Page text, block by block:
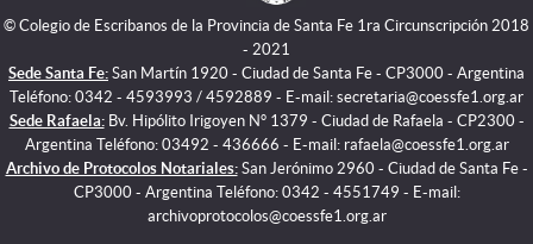
© Colegio de Escribanos de la Provincia de Santa Fe 1ra Circunscripción 2018
- 2021
Sede Santa Fe: San Martín 1920 - Ciudad de Santa Fe - CP3000 - Argentina
Teléfono: 0342 - 4593993 / 4592889 - E-mail: secretaria@coessfe1.org.ar
Sede Rafaela:Bv. Hipólito Irigoyen N° 1379 - Ciudad de Rafaela - CP2300 -
Argentina Teléfono: 03492 - 436666 - E-mail: rafaela@coessfe1.org.ar
Archivo de Protocolos Notariales:San Jerónimo 2960 - Ciudad de Santa Fe -
CP3000 - Argentina Teléfono: 0342 - 4551749 - E-mail:
archivoprotocolos@coessfe1.org.ar